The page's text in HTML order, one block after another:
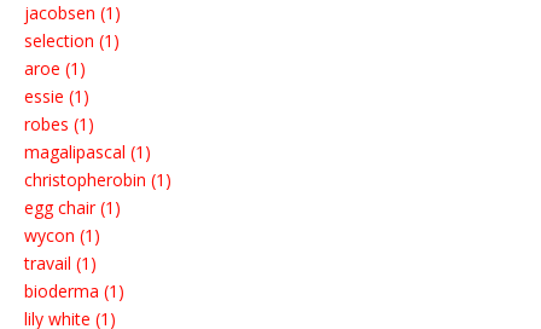
jacobsen (1)
selection (1)
aroe (1)
essie (1)
robes (1)
magalipascal (1)
christopherobin (1)
egg chair (1)
wycon (1)
travail (1)
bioderma (1)
lily white (1)